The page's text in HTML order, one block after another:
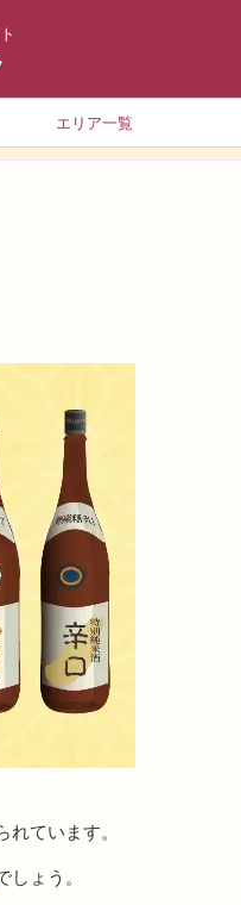
エリア一覧
ています。
しょう。